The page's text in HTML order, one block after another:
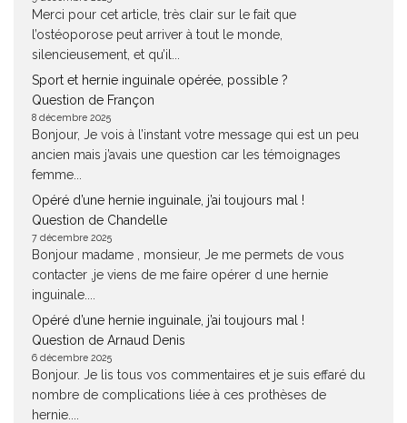
Merci pour cet article, très clair sur le fait que
l’ostéoporose peut arriver à tout le monde,
silencieusement, et qu’il...
Sport et hernie inguinale opérée, possible ?
Question de Françon
8 décembre 2025
Bonjour, Je vois à l’instant votre message qui est un peu
ancien mais j’avais une question car les témoignages
femme...
Opéré d’une hernie inguinale, j’ai toujours mal !
Question de Chandelle
7 décembre 2025
Bonjour madame , monsieur, Je me permets de vous
contacter ,je viens de me faire opérer d une hernie
inguinale....
Opéré d’une hernie inguinale, j’ai toujours mal !
Question de Arnaud Denis
6 décembre 2025
Bonjour. Je lis tous vos commentaires et je suis effaré du
nombre de complications liée à ces prothèses de
hernie....